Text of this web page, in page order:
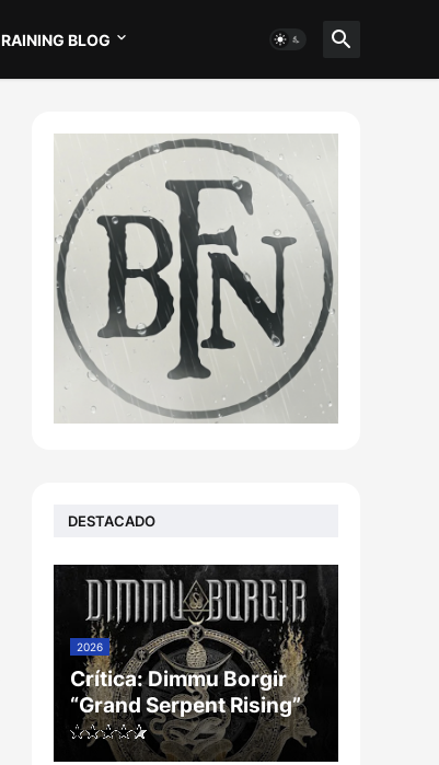
RAINING BLOG
DESTACADO
2026
Crítica: Dimmu Borgir
“Grand Serpent Rising”